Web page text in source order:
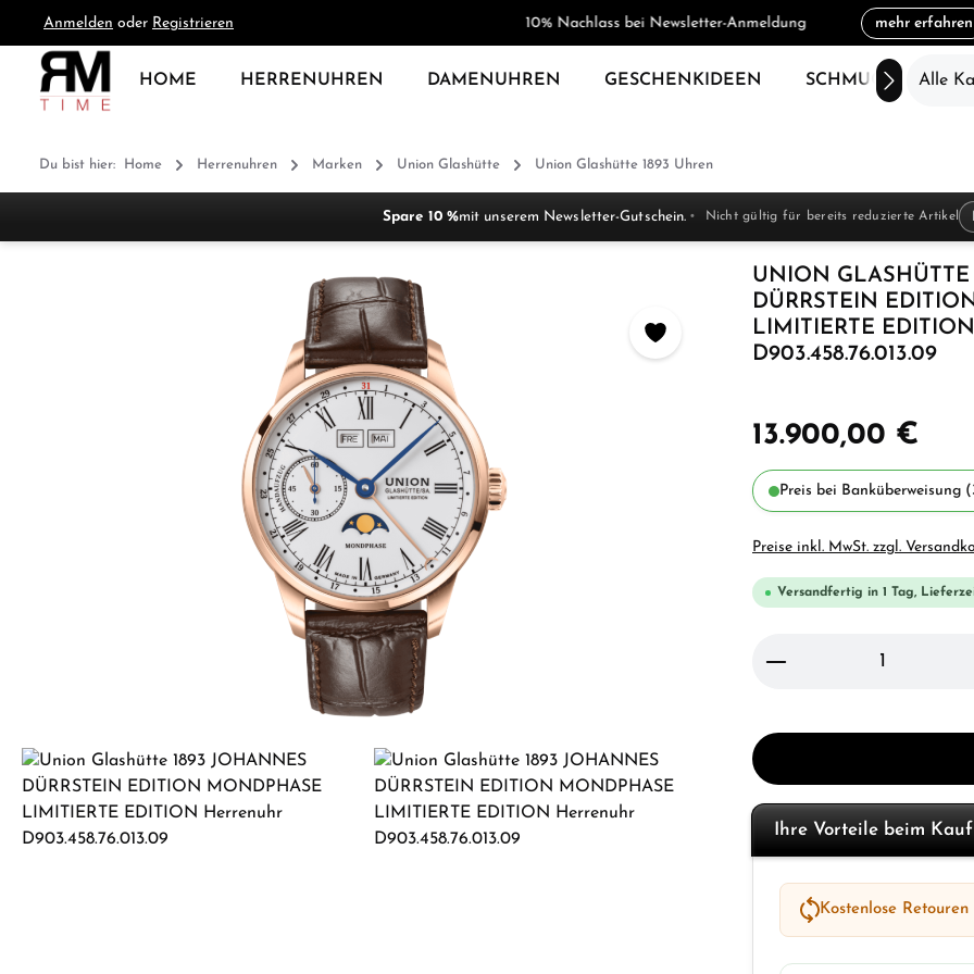
Zur Hauptnavigation springen
Anmelden oder Registrieren 10% Nachlass bei Newsletter-Anmeldung mehr erfahren
HOME HERRENUHREN DAMENUHREN GESCHENKIDEEN SCHMUCK Alle
Du bist hier: Home Herrenuhren Marken Union Glashütte Union Glashütte 1893 Uhren
Spare 10 %mit unserem Newsletter-Gutschein. Nicht gültig für bereits reduzierte Artikel
UNION GLASHÜTTE
DÜRRSTEIN
LIMITIERTE
D903.458.76.013.09
13.900,00 €
Preis bei Banküberweisung
Preise inkl. MwSt. zzgl.
Versandfertig in 1 Tag,
Produkt Anzahl:
Ihre Vorteile beim
Kostenlose